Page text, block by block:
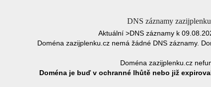
DNS záznamy
Aktuální >DNS záznamy k
Doména zazijplenku.cz nemá žádné DNS záznamy.
Doména zazijplenku.cz
Doména je buď v ochranné lhůtě nebo již